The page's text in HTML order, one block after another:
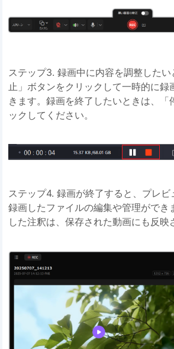
ステップ3. 録画中に内容を調整した
止」ボタンをクリックして一時的に録
きます。録画を終了したいときは、「
ックしてください。
ステップ4. 録画が終了すると、プレビ
録画したファイルの編集や管理ができ
した注釈は、保存された動画にも反映